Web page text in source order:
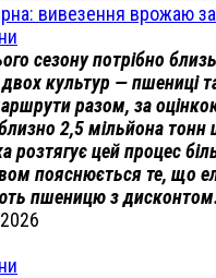
вивезення врожаю
сезону потрібно
культур — пшениці
разом, за
2,5 мільйона тонн
розтягує цей процес
пояснюється те, що
пшеницю з